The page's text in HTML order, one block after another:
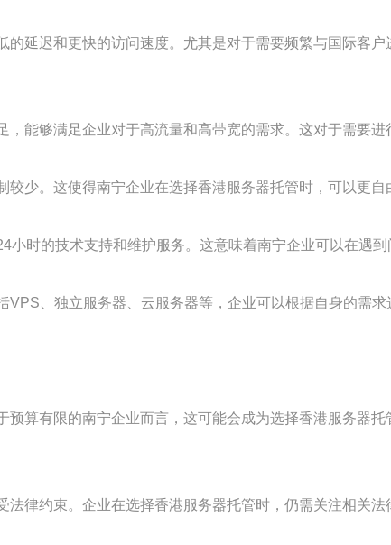
延迟和更快的访问速度。尤其是对于需要频繁与国际客
能够满足企业对于高流量和高带宽的需求。这对于需要进
少。这使得南宁企业在选择香港服务器托管时，可以更自
时的技术支持和维护服务。这意味着南宁企业可以在遇
、独立服务器、云服务器等，企业可以根据自身的需
算有限的南宁企业而言，这可能会成为选择香港服务器
律约束。企业在选择香港服务器托管时，仍需关注相关法